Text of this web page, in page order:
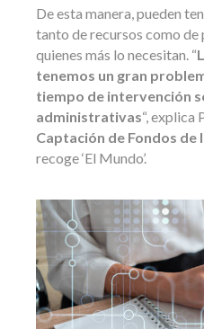
De esta manera, pueden
tanto de recursos como de
quienes más lo necesitan. “
tenemos un gran
tiempo de intervención
administrativas“, explica
Captación de Fondos de
recoge ‘El Mundo’.